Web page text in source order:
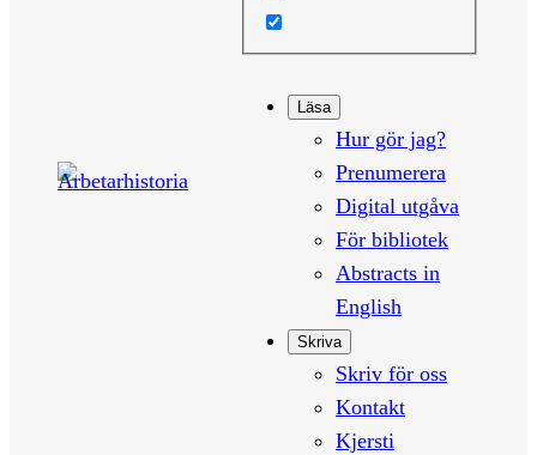
Läsa
Hur gör jag?
Prenumerera
Digital utgåva
För bibliotek
Abstracts in
English
Skriva
Skriv för oss
Kontakt
Kjersti